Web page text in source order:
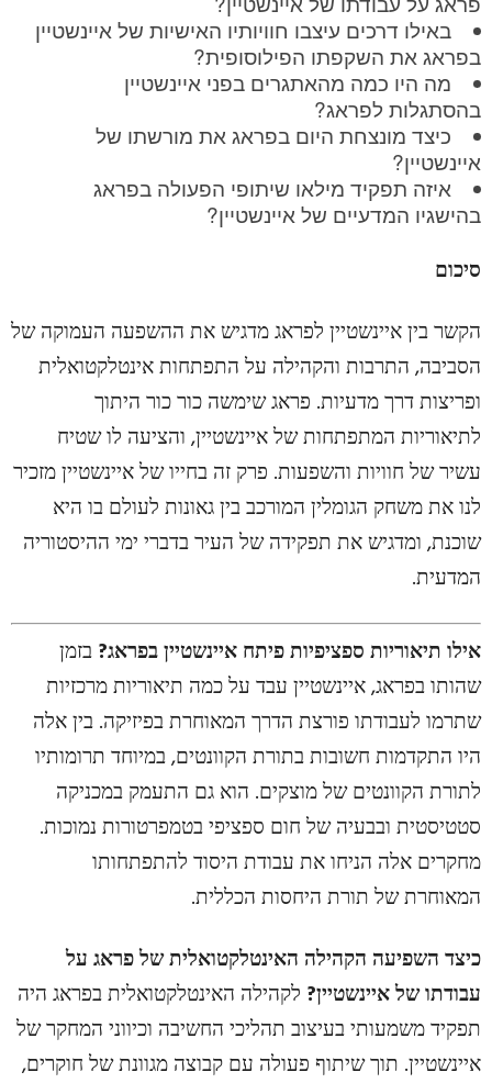
באילו דרכים עיצבו חוויותיו האישיות של איינשטיין
בפראג את השקפתו הפילוסופית?
מה היו כמה מהאתגרים בפני איינשטיין
בהסתגלות לפראג?
כיצד מונצחת היום בפראג את מורשתו של
איינשטיין?
איזה תפקיד מילאו שיתופי הפעולה בפראג
בהישגיו המדעיים של איינשטיין?
סיכום
הקשר בין איינשטיין לפראג מדגיש את ההשפעה העמוקה של
הסביבה, התרבות והקהילה על התפתחות אינטלקטואלית
ופריצות דרך מדעיות. פראג שימשה כור כור היתוך
לתיאוריות המתפתחות של איינשטיין, והציעה לו שטיח
עשיר של חוויות והשפעות. פרק זה בחייו של איינשטיין מזכיר
לנו את משחק הגומלין המורכב בין גאונות לעולם בו היא
שוכנת, ומדגיש את תפקידה של העיר בדברי ימי ההיסטוריה
המדעית.
אילו תיאוריות ספציפיות פיתח איינשטיין בפראג? בזמן
שהותו בפראג, איינשטיין עבד על כמה תיאוריות מרכזיות
שתרמו לעבודתו פורצת הדרך המאוחרת בפיזיקה. בין אלה
היו התקדמות חשובות בתורת הקוונטים, במיוחד תרומותיו
לתורת הקוונטים של מוצקים. הוא גם התעמק במכניקה
סטטיסטית ובבעיה של חום ספציפי בטמפרטורות נמוכות.
מחקרים אלה הניחו את עבודת היסוד להתפתחותו
המאוחרת של תורת היחסות הכללית.
כיצד השפיעה הקהילה האינטלקטואלית של פראג על
עבודתו של איינשטיין? לקהילה האינטלקטואלית בפראג היה
תפקיד משמעותי בעיצוב תהליכי החשיבה וכיווני המחקר של
איינשטיין. תוך שיתוף פעולה עם קבוצה מגוונת של חוקרים,